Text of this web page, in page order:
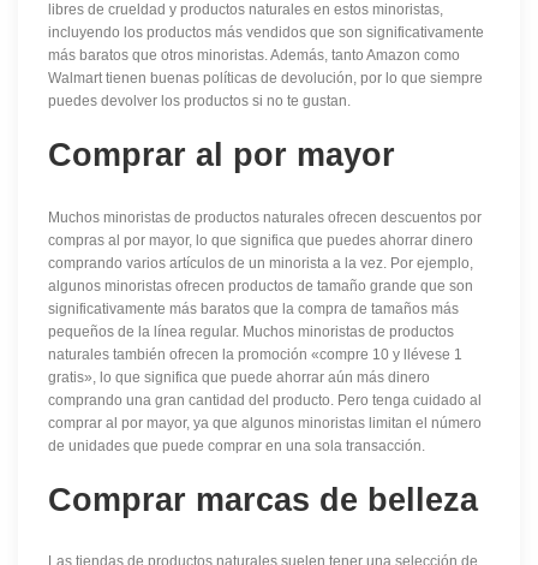
libres de crueldad y productos naturales en estos minoristas,
incluyendo los productos más vendidos que son significativamente
más baratos que otros minoristas. Además, tanto Amazon como
Walmart tienen buenas políticas de devolución, por lo que siempre
puedes devolver los productos si no te gustan.
Comprar al por mayor
Muchos minoristas de productos naturales ofrecen descuentos por
compras al por mayor, lo que significa que puedes ahorrar dinero
comprando varios artículos de un minorista a la vez. Por ejemplo,
algunos minoristas ofrecen productos de tamaño grande que son
significativamente más baratos que la compra de tamaños más
pequeños de la línea regular. Muchos minoristas de productos
naturales también ofrecen la promoción «compre 10 y llévese 1
gratis», lo que significa que puede ahorrar aún más dinero
comprando una gran cantidad del producto. Pero tenga cuidado al
comprar al por mayor, ya que algunos minoristas limitan el número
de unidades que puede comprar en una sola transacción.
Comprar marcas de belleza